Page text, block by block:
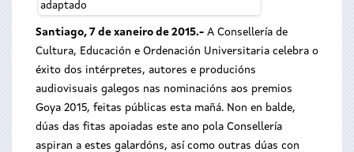
adaptado
Santiago, 7 de xaneiro de 2015.- A Consellería de
Cultura, Educación e Ordenación Universitaria celebra o
éxito dos intérpretes, autores e producións
audiovisuais galegos nas nominacións aos premios
Goya 2015, feitas públicas esta mañá. Non en balde,
dúas das fitas apoiadas este ano pola Consellería
aspiran a estes galardóns, así como outras dúas con